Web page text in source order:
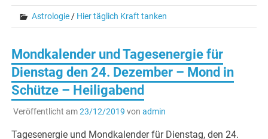
Astrologie/ Hier täglich Kraft tanken
Mondkalender und Tagesenergie für
Dienstag den 24. Dezember – Mond in
Schütze – Heiligabend
Veröffentlicht am23/12/2019 von admin
Tagesenergie und Mondkalender für Dienstag, den 24.